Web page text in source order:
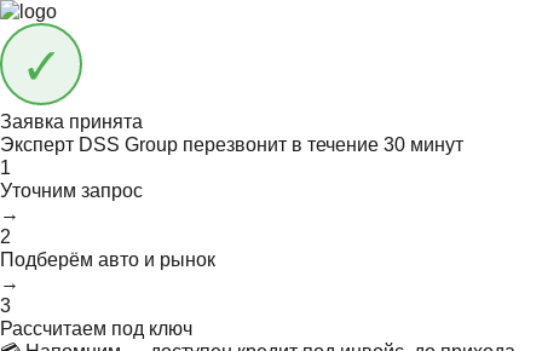
Заявка принята
Эксперт DSS Group перезвонит в течение 30 минут
1
Уточним запрос
→
2
Подберём авто и рынок
→
3
Рассчитаем под ключ